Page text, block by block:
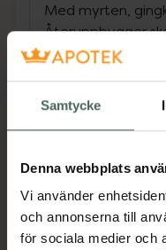
Samtycke
Denna webbplats
Vi använder
och annonserna till
för sociala medier och
Med myrten,
Återuppbygger
vård för både hår
med jojoba
ger lyster och
kluvna
Jämförpris 0,61 kr/
EAN: